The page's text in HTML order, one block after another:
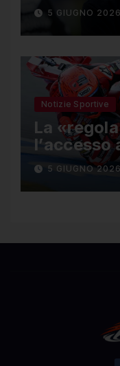
5 GIUGNO 2026
Notizie Sportive
La
l’accesso
5 GIUGNO 2026